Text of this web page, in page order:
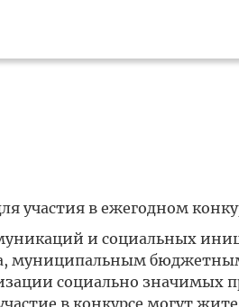
участия в ежегодном
и социальных
муниципальным
социально значимых
в конкурсе могут